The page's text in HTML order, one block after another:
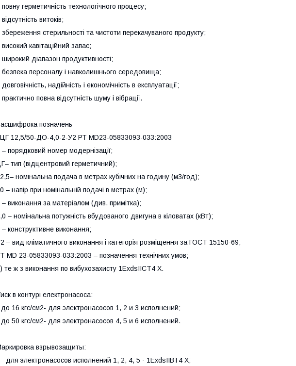
повну герметичність технологічного процесу;
витоків;
збереження стерильності та чистоти перекачуваного продукту;
високий кавітаційний запас;
широкий діапазон продуктивності;
безпека персоналу і навколишнього середовища;
надійність і економічність в експлуатації;
практично повна відсутність шуму і вібрації.
позначень
12,5/50-ДО-4,0-2-У2 РТ МD23-05833093-033:2003
– порядковий номер модернізації;
тип (відцентровий герметичний);
номінальна подача в метрах кубічних на годину (м3/год);
– напір при номінальній подачі в метрах (м);
– виконання за матеріалом (див. примітка);
– номінальна потужність вбудованого двигуна в кіловатах (кВт);
– конструктивне виконання;
– вид кліматичного виконання і категорія розміщення за ГОСТ 15150-69;
МD 23-05833093-033:2003 – позначення технічних умов;
те ж з виконання по вибухозахисту 1ЕхdsIIСТ4 Х.
в контурі електронасоса:
до 16 кгс/см2- для электронасосов 1, 2 и 3 исполнений;
до 50 кгс/см2- для электронасосов 4, 5 и 6 исполнений.
взрывозащиты:
для электронасосов исполнений 1, 2, 4, 5 - 1ЕхdsIIВТ4 Х;